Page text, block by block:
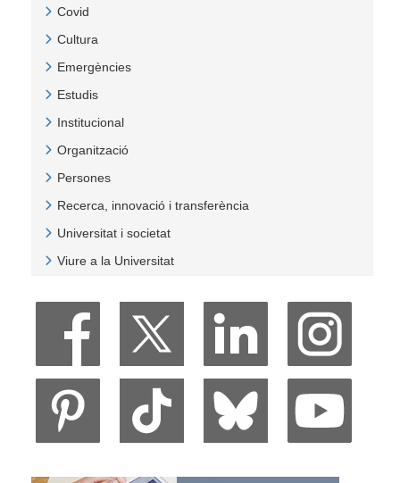
Covid
Cultura
Emergències
Estudis
Institucional
Organització
Persones
Recerca, innovació i transferència
Universitat i societat
Viure a la Universitat